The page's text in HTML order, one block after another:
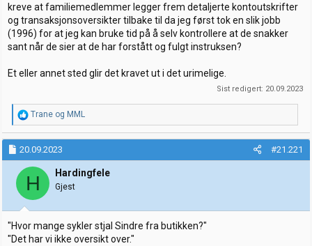
kreve at familiemedlemmer legger frem detaljerte kontoutskrifter
og transaksjonsoversikter tilbake til da jeg først tok en slik jobb
(1996) for at jeg kan bruke tid på å selv kontrollere at de snakker
sant når de sier at de har forstått og fulgt instruksen?
Et eller annet sted glir det kravet ut i det urimelige.
Sist redigert: 20.09.2023
R
e
a
k
s
j
o
e
r
:
Trane og MML
20.09.2023 #21.221
H Hardingfele
Gjest
"Hvor mange sykler stjal Sindre fra butikken?"
"Det har vi ikke oversikt over."